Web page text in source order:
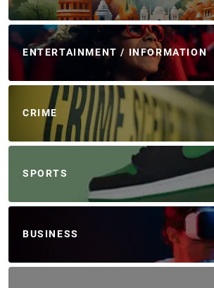
ENTERTAINMENT / INFORMATION
CRIME
SPORTS
BUSINESS